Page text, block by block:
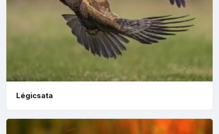
Légicsata